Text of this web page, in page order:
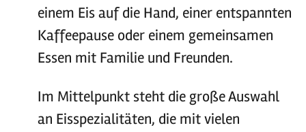
einem Eis auf die Hand, einer entspannten
Kaffeepause oder einem gemeinsamen
Essen mit Familie und Freunden.
Im Mittelpunkt steht die große Auswahl
an Eisspezialitäten, die mit vielen